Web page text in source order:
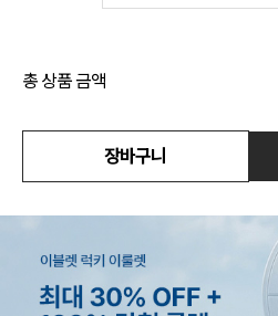
총 상품 금액
장바구니